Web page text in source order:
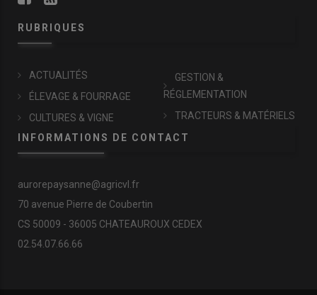
RUBRIQUES
ACTUALITÉS
ÉLEVAGE & FOURRAGE
CULTURES & VIGNE
GESTION &
RÉGLEMENTATION
TRACTEURS & MATÉRIELS
INFORMATIONS DE CONTACT
aurorepaysanne@agricvl.fr
70 avenue Pierre de Coubertin
CS 50009 - 36005 CHATEAUROUX CEDEX
02.54.07.66.66